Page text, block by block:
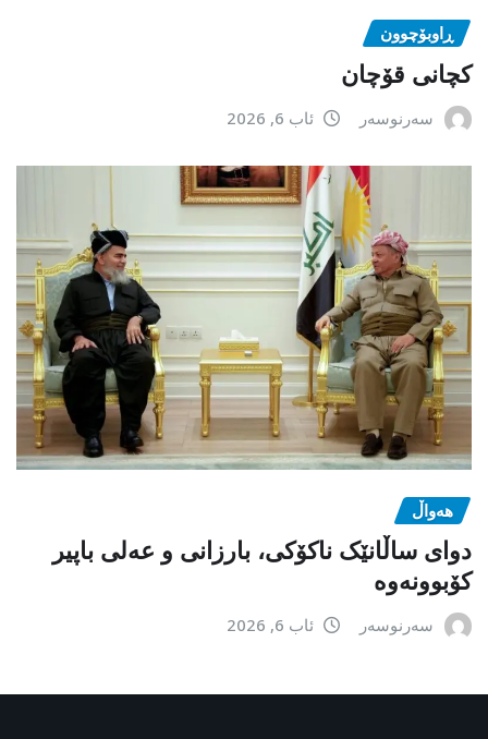
ڕاوبۆچوون
کچانی قۆچان
سەرنوسەر ئاب 6, 2026
هەواڵ
دوای ساڵانێک ناکۆکی، بارزانی و عەلی باپیر
کۆبوونەوە
سەرنوسەر ئاب 6, 2026